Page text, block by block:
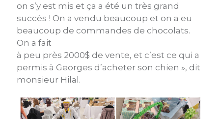
on s’y est mis et ça a été un très grand
succès ! On a vendu beaucoup et on a eu
beaucoup de commandes de chocolats.
On a fait
à peu près 2000$ de vente, et c’est ce qui a
permis à Georges d’acheter son chien », dit
monsieur Hilal.